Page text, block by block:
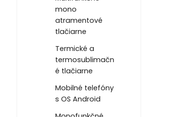
mono
atramentové
tlačiarne
Termické a
termosublimačn
é tlačiarne
Mobilné telefóny
s OS Android